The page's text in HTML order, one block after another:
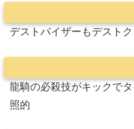
デストバイザーもデスト
龍騎の必殺技がキックで
照的